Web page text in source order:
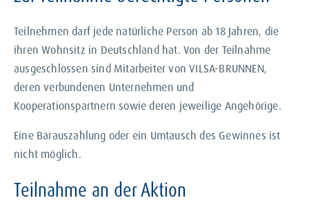
Teilnehmen darf jede natürliche Person ab 18 Jahren, die
ihren Wohnsitz in Deutschland hat. Von der Teilnahme
ausgeschlossen sind Mitarbeiter von VILSA-BRUNNEN,
deren verbundenen Unternehmen und
Kooperationspartnern sowie deren jeweilige Angehörige.
Eine Barauszahlung oder ein Umtausch des Gewinnes ist
nicht möglich.
Teilnahme an der Aktion